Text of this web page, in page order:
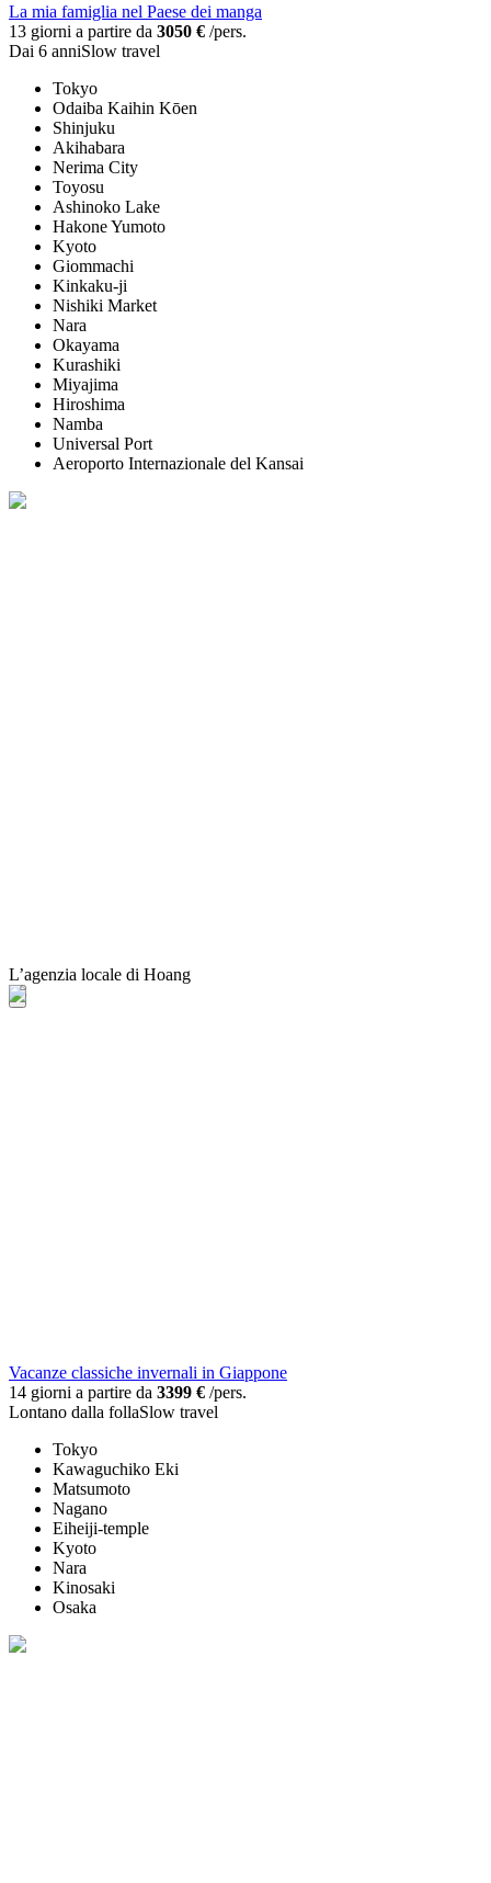
La mia famiglia nel Paese dei manga
13 giorni a partire da 3050 € /pers.
Dai 6 anniSlow travel
Tokyo
Odaiba Kaihin Kōen
Shinjuku
Akihabara
Nerima City
Toyosu
Ashinoko Lake
Hakone Yumoto
Kyoto
Giommachi
Kinkaku-ji
Nishiki Market
Nara
Okayama
Kurashiki
Miyajima
Hiroshima
Namba
Universal Port
Aeroporto Internazionale del Kansai
L’agenzia locale di Hoang
Vacanze classiche invernali in Giappone
14 giorni a partire da 3399 € /pers.
Lontano dalla follaSlow travel
Tokyo
Kawaguchiko Eki
Matsumoto
Nagano
Eiheiji-temple
Kyoto
Nara
Kinosaki
Osaka